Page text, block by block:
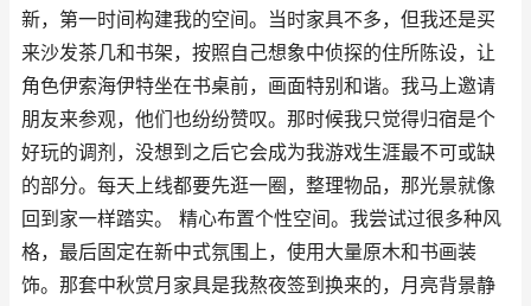
新，第一时间构建我的空间。当时家具不多，但我还是买
来沙发茶几和书架，按照自己想象中侦探的住所陈设，让
角色伊索海伊特坐在书桌前，画面特别和谐。我马上邀请
朋友来参观，他们也纷纷赞叹。那时候我只觉得归宿是个
好玩的调剂，没想到之后它会成为我游戏生涯最不可或缺
的部分。每天上线都要先逛一圈，整理物品，那光景就像
回到家一样踏实。 精心布置个性空间。我尝试过很多种风
格，最后固定在新中式氛围上，使用大量原木和书画装
饰。那套中秋赏月家具是我熬夜签到换来的，月亮背景静